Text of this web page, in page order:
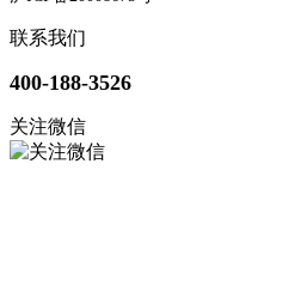
联系我们
400-188-3526
关注微信